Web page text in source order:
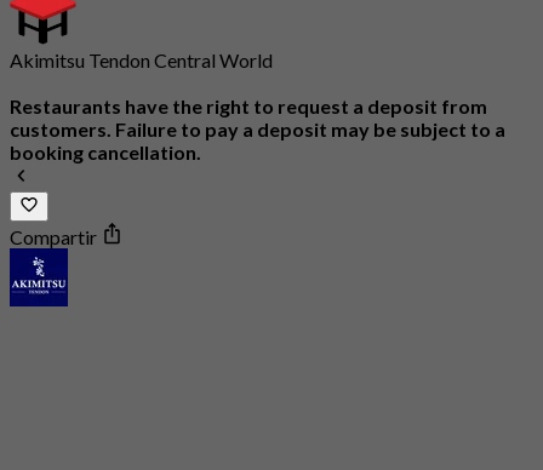
Akimitsu Tendon Central World
Restaurants have the right to request a deposit from
customers. Failure to pay a deposit may be subject to a
booking cancellation.
Compartir